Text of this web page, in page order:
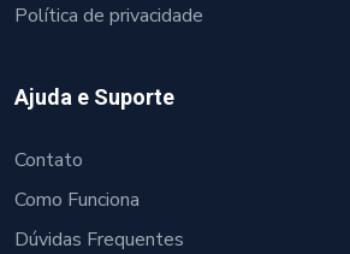
Política de privacidade
Ajuda e Suporte
Contato
Como Funciona
Dúvidas Frequentes